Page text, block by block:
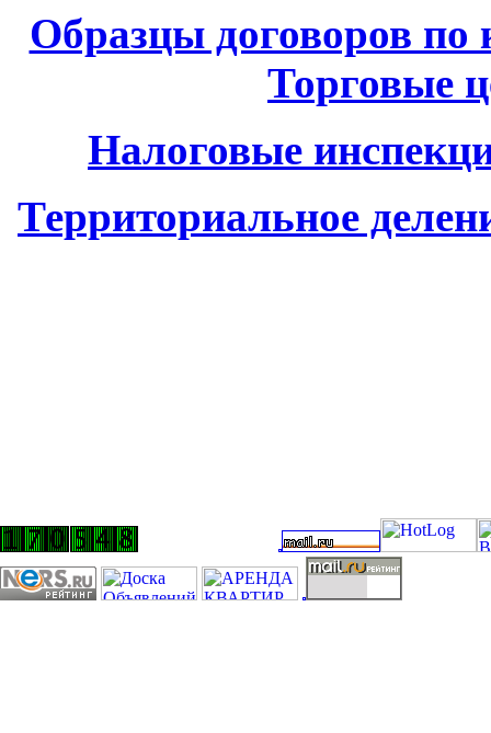
Образцы договоров по
Торговые
Налоговые
Территориальное